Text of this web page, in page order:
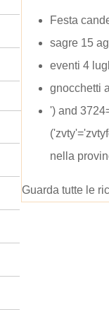
Festa
sagre 15
eventi 4
gnocchetti
') and
nella
Guarda tutte le